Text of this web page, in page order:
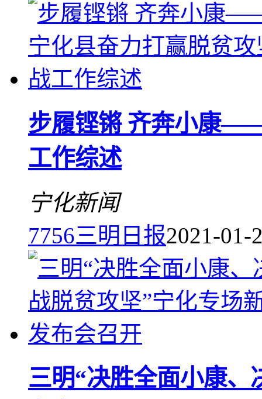
步履铿锵 齐奔小康
工作综述
宁化新闻
7756三明日报2021-01-
三明“决胜全面小康、